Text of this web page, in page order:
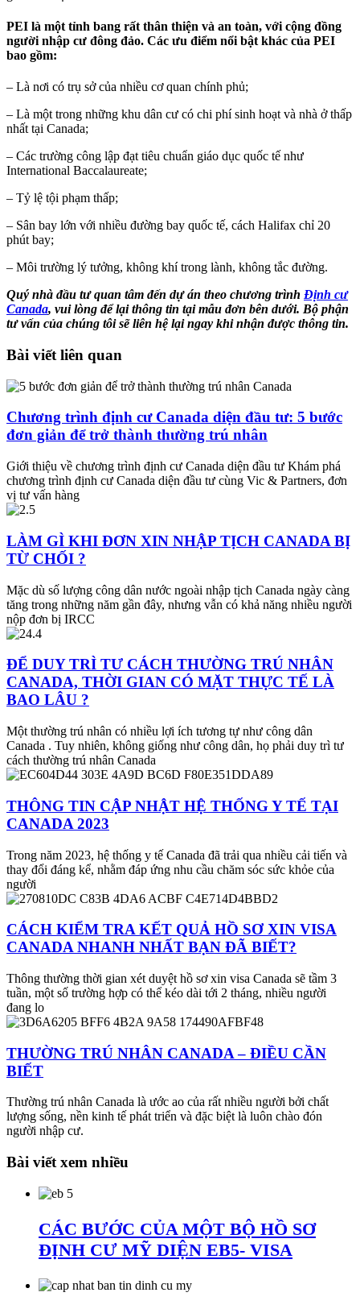
PEI là một tỉnh bang rất thân thiện và an toàn, với cộng đồng
người nhập cư đông đảo. Các ưu điểm nổi bật khác của PEI
bao gồm:
– Là nơi có trụ sở của nhiều cơ quan chính phủ;
– Là một trong những khu dân cư có chi phí sinh hoạt và nhà ở thấp
nhất tại Canada;
– Các trường công lập đạt tiêu chuẩn giáo dục quốc tế như
International Baccalaureate;
– Tỷ lệ tội phạm thấp;
– Sân bay lớn với nhiều đường bay quốc tế, cách Halifax chỉ 20
phút bay;
– Môi trường lý tưởng, không khí trong lành, không tắc đường.
Quý nhà đầu tư quan tâm đến dự án theo chương trình Định cư
Canada, vui lòng để lại thông tin tại mẫu đơn bên dưới. Bộ phận
tư vấn của chúng tôi sẽ liên hệ lại ngay khi nhận được thông tin.
Bài viết liên quan
Chương trình định cư Canada diện đầu tư: 5 bước
đơn giản để trở thành thường trú nhân
Giới thiệu về chương trình định cư Canada diện đầu tư Khám phá
chương trình định cư Canada diện đầu tư cùng Vic & Partners, đơn
vị tư vấn hàng
LÀM GÌ KHI ĐƠN XIN NHẬP TỊCH CANADA BỊ
TỪ CHỐI ?
Mặc dù số lượng công dân nước ngoài nhập tịch Canada ngày càng
tăng trong những năm gần đây, nhưng vẫn có khả năng nhiều người
nộp đơn bị IRCC
ĐỂ DUY TRÌ TƯ CÁCH THƯỜNG TRÚ NHÂN
CANADA, THỜI GIAN CÓ MẶT THỰC TẾ LÀ
BAO LÂU ?
Một thường trú nhân có nhiều lợi ích tương tự như công dân
Canada . Tuy nhiên, không giống như công dân, họ phải duy trì tư
cách thường trú nhân Canada
THÔNG TIN CẬP NHẬT HỆ THỐNG Y TẾ TẠI
CANADA 2023
Trong năm 2023, hệ thống y tế Canada đã trải qua nhiều cải tiến và
thay đổi đáng kể, nhằm đáp ứng nhu cầu chăm sóc sức khỏe của
người
CÁCH KIỂM TRA KẾT QUẢ HỒ SƠ XIN VISA
CANADA NHANH NHẤT BẠN ĐÃ BIẾT?
Thông thường thời gian xét duyệt hồ sơ xin visa Canada sẽ tầm 3
tuần, một số trường hợp có thể kéo dài tới 2 tháng, nhiều người
đang lo
THƯỜNG TRÚ NHÂN CANADA – ĐIỀU CẦN
BIẾT
Thường trú nhân Canada là ước ao của rất nhiều người bởi chất
lượng sống, nền kinh tế phát triển và đặc biệt là luôn chào đón
người nhập cư.
Bài viết xem nhiều
CÁC BƯỚC CỦA MỘT BỘ HỒ SƠ
ĐỊNH CƯ MỸ DIỆN EB5- VISA